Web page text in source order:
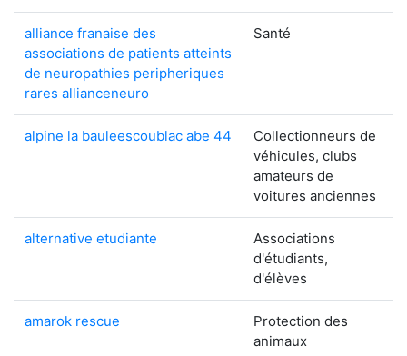
alliance franaise des
associations de patients atteints
de neuropathies peripheriques
rares allianceneuro
Santé
alpine la bauleescoublac abe 44
Collectionneurs de
véhicules, clubs
amateurs de
voitures anciennes
alternative etudiante
Associations
d'étudiants,
d'élèves
amarok rescue
Protection des
animaux